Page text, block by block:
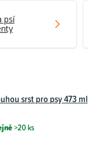
psí
srst pro psy 473 ml
>20 ks